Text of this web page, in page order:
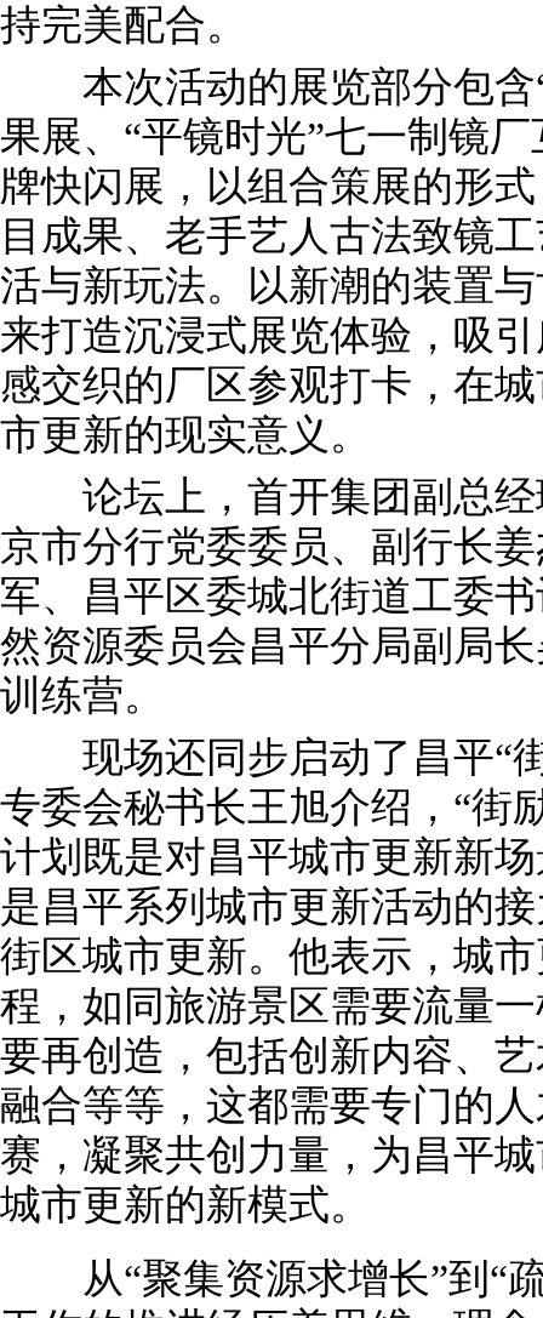
持完美配合。
本次活动的展览部分包含
果展、“平镜时光”七一制镜
牌快闪展，以组合策展的形
目成果、老手艺人古法致镜
活与新玩法。以新潮的装置
来打造沉浸式展览体验，吸
感交织的厂区参观打卡，在
市更新的现实意义。
论坛上，首开集团副总经
京市分行党委委员、副行长
军、昌平区委城北街道工委
然资源委员会昌平分局副局
训练营。
现场还同步启动了昌平“街
专委会秘书长王旭介绍，“街
计划既是对昌平城市更新新
是昌平系列城市更新活动的
街区城市更新。他表示，城
程，如同旅游景区需要流量
要再创造，包括创新内容、
融合等等，这都需要专门的
赛，凝聚共创力量，为昌平
城市更新的新模式。
从“聚集资源求增长”到“